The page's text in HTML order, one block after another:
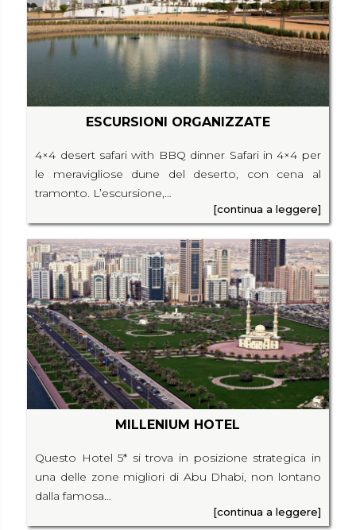
ESCURSIONI ORGANIZZATE
4×4 desert safari with BBQ dinner Safari in 4×4 per
le meravigliose dune del deserto, con cena al
tramonto. L’escursione,…
[continua a leggere]
MILLENIUM HOTEL
Questo Hotel 5* si trova in posizione strategica in
una delle zone migliori di Abu Dhabi, non lontano
dalla famosa…
[continua a leggere]